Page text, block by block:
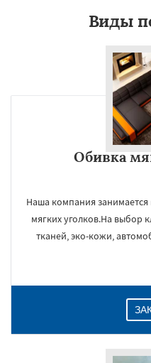
Виды
Обивка
Наша компания
мягких уголков.На выбор
тканей, эко-кожи,